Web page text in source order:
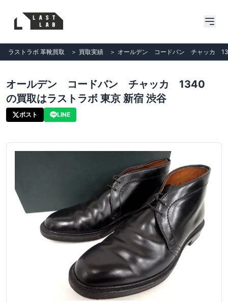
ラストラボ 革靴買取 ＞ 買取実績 ＞ オールデン コードバン チャッカ
オールデン コードバン チャッカ 1340
の買取はラストラボ 東京 新宿 渋谷
ポスト LINE